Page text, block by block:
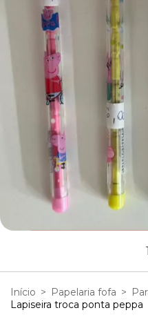
1
Início > Papelaria fofa >
Lapiseira troca ponta peppa